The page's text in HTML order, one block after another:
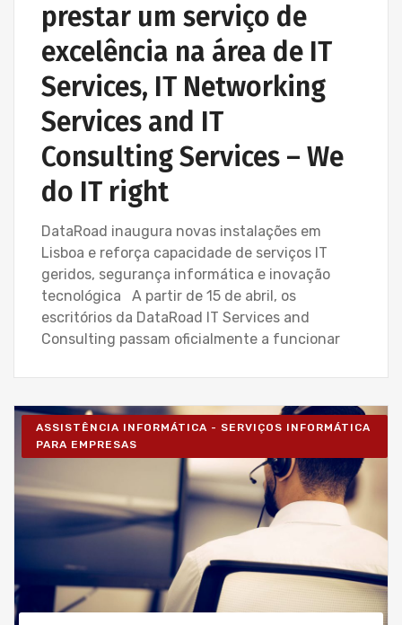
prestar um serviço de
excelência na área de IT
Services, IT Networking
Services and IT
Consulting Services – We
do IT right
DataRoad inaugura novas instalações em
Lisboa e reforça capacidade de serviços IT
geridos, segurança informática e inovação
tecnológica A partir de 15 de abril, os
escritórios da DataRoad IT Services and
Consulting passam oficialmente a funcionar
ASSISTÊNCIA INFORMÁTICA - SERVIÇOS INFORMÁTICA
PARA EMPRESAS